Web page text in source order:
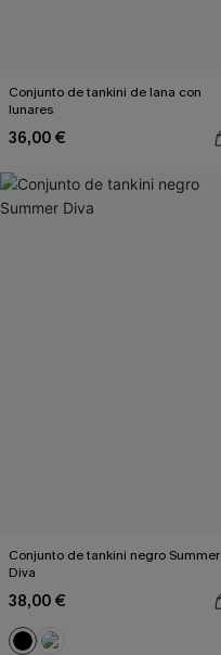
Conjunto de tankini de lana con
lunares
36,00 €
Conjunto de tankini negro Summer
Diva
38,00 €